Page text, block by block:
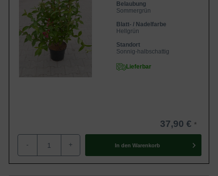
Belaubung
Sommergrün
Blatt- / Nadelfarbe
Hellgrün
Standort
Sonnig-halbschattig
Lieferbar
37,90 €
- + In den Warenkorb